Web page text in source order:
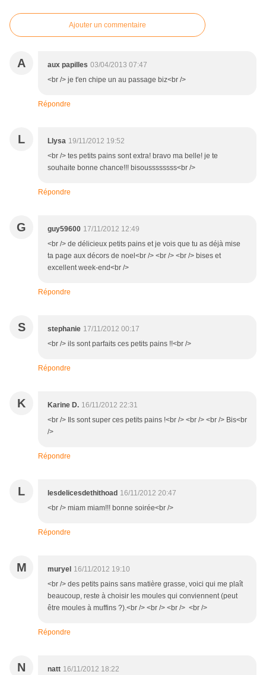
Ajouter un commentaire
A aux papilles 03/04/2013 07:47
<br /> je t'en chipe un au passage biz<br />
Répondre
L Llysa 19/11/2012 19:52
<br /> tes petits pains sont extra! bravo ma belle! je te
souhaite bonne chance!!! bisoussssssss<br />
Répondre
G guy59600 17/11/2012 12:49
<br /> de délicieux petits pains et je vois que tu as déjà mise
ta page aux décors de noel<br /> <br /> <br /> bises et
excellent week-end<br />
Répondre
S stephanie 17/11/2012 00:17
<br /> ils sont parfaits ces petits pains !!<br />
Répondre
K Karine D. 16/11/2012 22:31
<br /> Ils sont super ces petits pains !<br /> <br /> <br /> Bis<br
/>
Répondre
L lesdelicesdethithoad 16/11/2012 20:47
<br /> miam miam!!! bonne soirée<br />
Répondre
M muryel 16/11/2012 19:10
<br /> des petits pains sans matière grasse, voici qui me plaît
beaucoup, reste à choisir les moules qui conviennent (peut
être moules à muffins ?).<br /> <br /> <br /> <br />
Répondre
N natt 16/11/2012 18:22